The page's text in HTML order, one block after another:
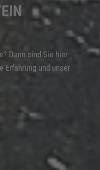
Dann sind Sie hier
Erfahrung und unser